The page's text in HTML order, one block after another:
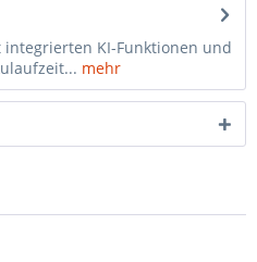
integrierten KI-Funktionen und
mehr